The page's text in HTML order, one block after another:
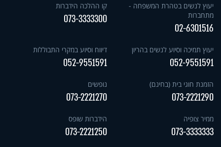
יעוץ לנשים בטהרת המשפחה -
מתחברות
02-6301516
קו ההלכה הידברות
073-3333300
יעוץ תמיכה וסיוע לנשים בהריון
052-9551591
דיווח וסיוע במקרי התבוללות
052-9551591
הזמנת חוגי בית (בחינם)
073-2221290
נופשים
073-2221270
ממיר צופיה
073-3333333
הידברות שופס
073-2221250